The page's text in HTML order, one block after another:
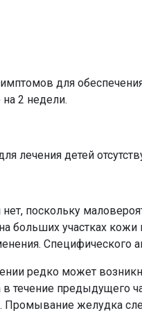
для
2 недели.
лечения детей
нет, поскольку
больших участках
Специфического
редко может
течение предыдущего
Промывание желудка